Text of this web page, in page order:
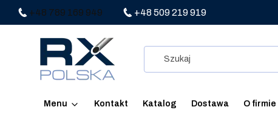
+48 789 169 949 +48 509 219 919
Menu Kontakt Katalog Dostawa O firmie